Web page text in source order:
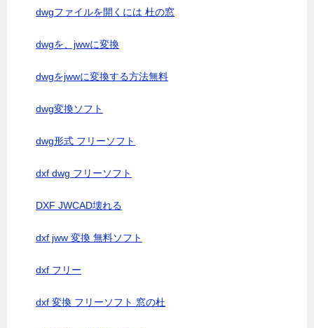
dwgファイルを開くには 杜の窓
dwgを、jwwに変換
dwgをjwwに変換する方法無料
dwg変換ソフト
dwg形式 フリーソフト
dxf dwg フリーソフト
DXF JWCAD壊れる
dxf jww 変換 無料ソフト
dxf フリー
dxf 変換 フリーソフト 窓の杜